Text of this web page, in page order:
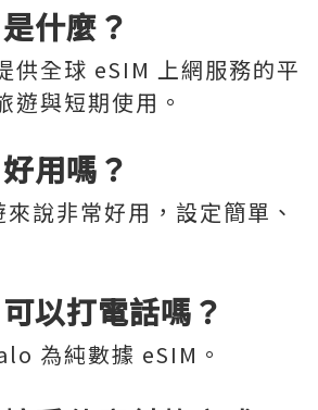
什麼？
全球 eSIM 上網服務的平
遊與短期使用。
用嗎？
說非常好用，設定簡單、
以打電話嗎？
為純數據 eSIM。